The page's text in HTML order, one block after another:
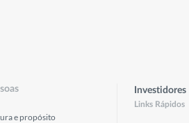
e propósito
Investidores
Links Rápidos